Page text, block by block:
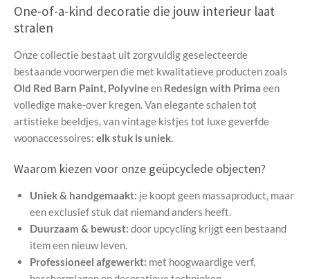
One-of-a-kind decoratie die jouw interieur laat
stralen
Onze collectie bestaat uit zorgvuldig geselecteerde
bestaande voorwerpen die met kwalitatieve producten zoals
Old Red Barn Paint, Polyvineen Redesign with Prima een
volledige make-over kregen. Van elegante schalen tot
artistieke beeldjes, van vintage kistjes tot luxe geverfde
woonaccessoires: elk stuk is uniek
Waarom kiezen voor onze geüpcyclede objecten?
Uniek & handgemaakt: je koopt geen massaproduct, maar
een exclusief stuk dat niemand anders heeft.
Duurzaam & bewust: door upcycling krijgt een bestaand
item een nieuw leven.
Professioneel afgewerkt: met hoogwaardige verf,